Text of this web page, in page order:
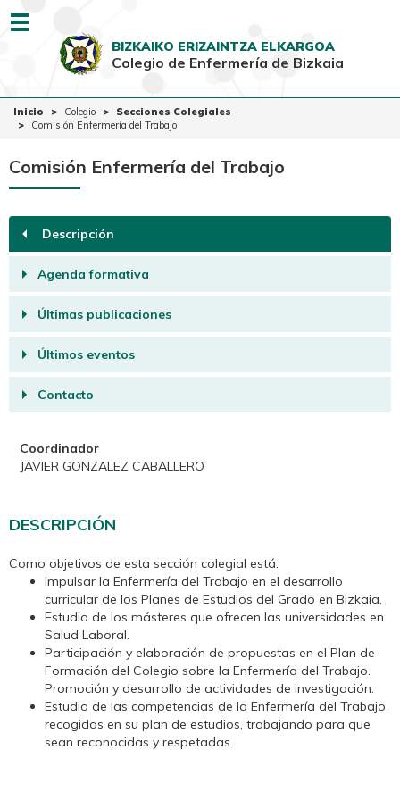
EUSK CAST
Colegio
Colegiadas-os
Ventanilla Única
BIZKAIKO ERIZAINTZA ELKARGOA
Colegio de Enfermería de Bizkaia
Inicio Colegio
Secciones Colegiales
Comisión Enfermería del Trabajo
Comisión Enfermería del Trabajo
Descripción
Agenda formativa
Últimas publicaciones
Últimos eventos
Contacto
Coordinador
JAVIER GONZALEZ CABALLERO
DESCRIPCIÓN
Como objetivos de esta sección colegial está:
Impulsar la Enfermería del Trabajo en el desarrollo
curricular de los Planes de Estudios del Grado en Bizkaia.
Estudio de los másteres que ofrecen las universidades en
Salud Laboral.
Participación y elaboración de propuestas en el Plan de
Formación del Colegio sobre la Enfermería del Trabajo.
Promoción y desarrollo de actividades de investigación.
Estudio de las competencias de la Enfermería del Trabajo,
recogidas en su plan de estudios, trabajando para que
sean reconocidas y respetadas.